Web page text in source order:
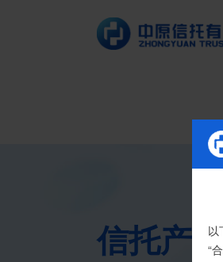
信托产品
尊
合
以
“